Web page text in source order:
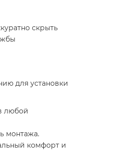
скрыть
для установки
любой
монтажа.
комфорт и